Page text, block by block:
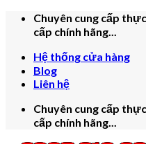
Skip
Chuyên cung cấp
cấp chính hãng...
Hệ thống cửa hàng
Blog
Liên hệ
Chuyên cung cấp
cấp chính hãng...